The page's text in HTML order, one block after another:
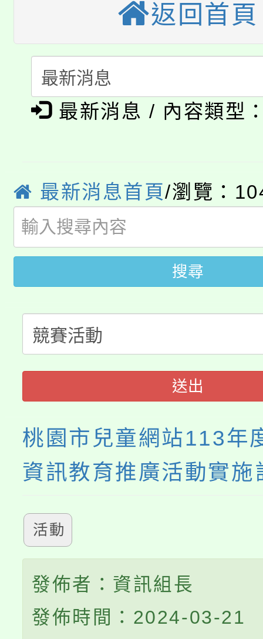
半價優惠，詳情可洽有
者。
份教師增能研習
大溪自造教育及科技
份教師研習
淨零綠生活教案入校路
會
115年食農教育專業人
程
「本色祭」8/29、30在
局官網。
8月14至27日，桃園電
開!
115年桃園市運動會8/
田徑場及游泳池舉行。
桃園市低收入戶享有免
視費優惠，中低收入戶
半價優惠，詳情可洽有
者。
大園自造教育及科技
份教師增能研習
大溪自造教育及科技中
份教師研習
淨零綠生活教案入校路
會
115年食農教育專業人
程
返回首頁
最新消息 / 內容類型
最新消息首頁/瀏覽：
搜尋
送出
桃園市兒童網站113年
資訊教育推廣活動實施
活動
發佈者：資訊組長
發佈時間：2024-03-21